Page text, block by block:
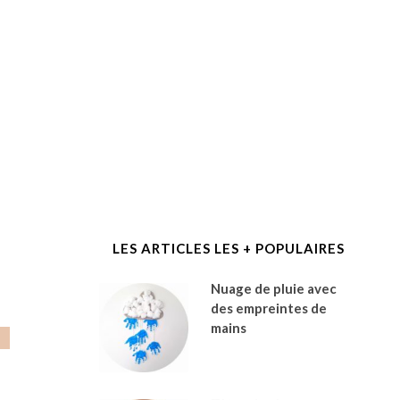
LES ARTICLES LES + POPULAIRES
Nuage de pluie avec
des empreintes de
mains